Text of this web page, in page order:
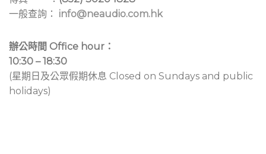
一般查詢： info@neaudio.com.hk
辦公時間 Office hour：
10:30 – 18:30
(星期日及公眾假期休息 Closed on Sundays and public
holidays)